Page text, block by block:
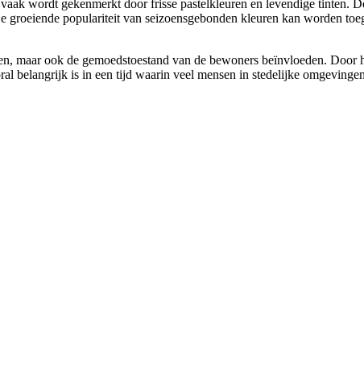
wordt gekenmerkt door frisse pastelkleuren en levendige tinten.
populariteit van seizoensgebonden kleuren kan worden
ook de gemoedstoestand van de bewoners beïnvloeden. Door
belangrijk is in een tijd waarin veel mensen in stedelijke